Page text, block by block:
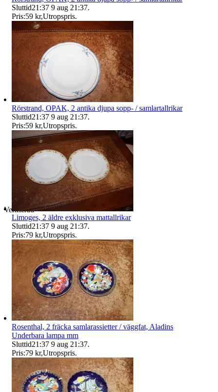
Verifierad
Sluttid21:37 9 aug 21:37.
Pris:59 kr,Utropspris.
Rörstrand, OPAK, 2 antika djupa sopp- / samlartallrikar
Sluttid21:37 9 aug 21:37.
Pris:59 kr,Utropspris.
Limoges, 2 äldre exklusiva mattallrikar
Sluttid21:37 9 aug 21:37.
Pris:79 kr,Utropspris.
Rosenthal, 2 fräcka samlarassietter / väggfat, Aladins
Underbara lampa mm
Sluttid21:37 9 aug 21:37.
Pris:79 kr,Utropspris.